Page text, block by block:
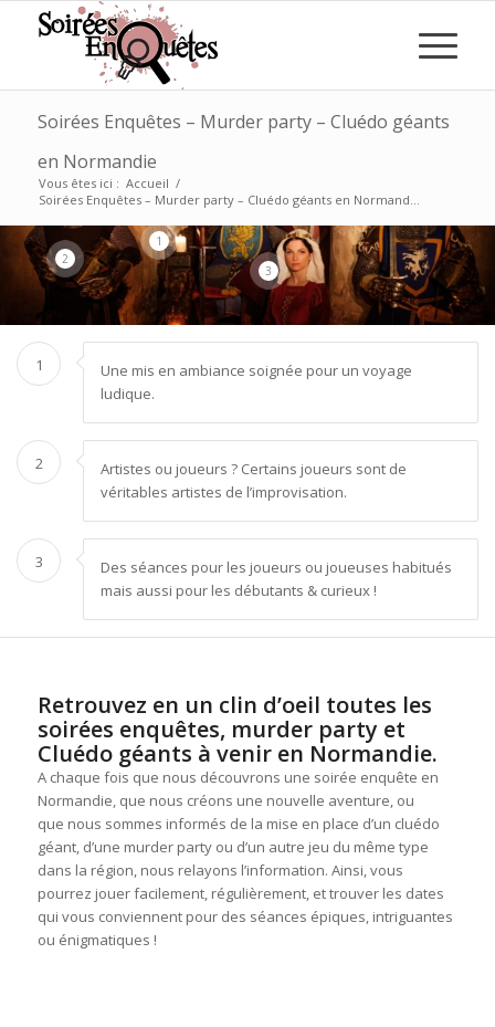
Soirées Enquêtes – Murder party – Cluédo géants
en Normandie
Vous êtes ici : Accueil /
Soirées Enquêtes – Murder party – Cluédo géants en Normand...
1
2
3
1
Une mis en ambiance soignée pour un voyage
ludique.
2
Artistes ou joueurs ? Certains joueurs sont de
véritables artistes de l’improvisation.
3
Des séances pour les joueurs ou joueuses habitués
mais aussi pour les débutants & curieux !
Retrouvez en un clin d’oeil toutes les
soirées enquêtes, murder party et
Cluédo géants à venir en Normandie.
A chaque fois que nous découvrons une soirée enquête en
Normandie, que nous créons une nouvelle aventure, ou
que nous sommes informés de la mise en place d’un cluédo
géant, d’une murder party ou d’un autre jeu du même type
dans la région, nous relayons l’information. Ainsi, vous
pourrez jouer facilement, régulièrement, et trouver les dates
qui vous conviennent pour des séances épiques, intriguantes
ou énigmatiques !